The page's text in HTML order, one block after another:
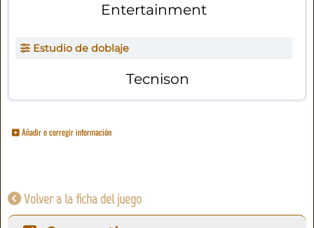
Entertainment
Estudio de doblaje
Tecnison
Añadir o corregir información
Volver a la ficha del juego